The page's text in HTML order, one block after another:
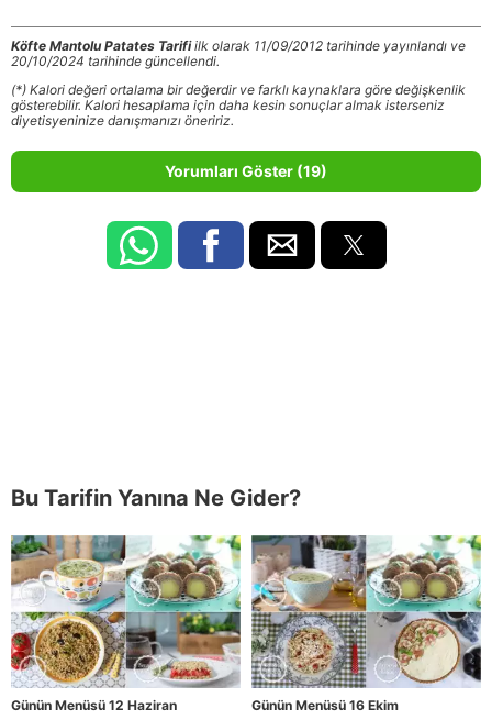
Köfte Mantolu Patates Tarifiilk olarak 11/09/2012 tarihinde yayınlandı ve
20/10/2024 tarihinde güncellendi.
(*) Kalori değeri ortalama bir değerdir ve farklı kaynaklara göre değişkenlik
gösterebilir. Kalori hesaplama için daha kesin sonuçlar almak isterseniz
diyetisyeninize danışmanızı öneririz.
Yorumları Göster (19)
Bu Tarifin Yanına Ne Gider?
Günün Menüsü 12 Haziran Günün Menüsü 16 Ekim